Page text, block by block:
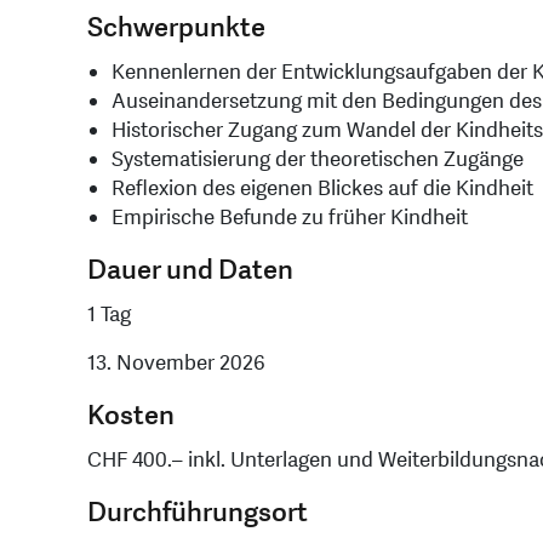
Schwerpunkte
Kennenlernen der Entwicklungsaufgaben der
Auseinandersetzung mit den Bedingungen
Historischer Zugang zum Wandel der
Systematisierung der theoretischen Zugänge
Reflexion des eigenen Blickes auf die Kindheit
Empirische Befunde zu früher Kindheit
Dauer und Daten
1 Tag
13. November 2026
Kosten
CHF 400.– inkl. Unterlagen und
Durchführungsort